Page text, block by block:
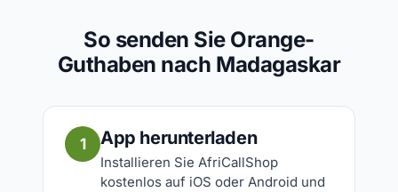
So senden Sie Orange-
Guthaben nach Madagaskar
1 App herunterladen
Installieren Sie AfriCallShop
kostenlos auf iOS oder Android und